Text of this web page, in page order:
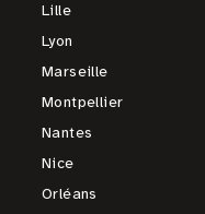
Lille
Lyon
Marseille
Montpellier
Nantes
Nice
Orléans